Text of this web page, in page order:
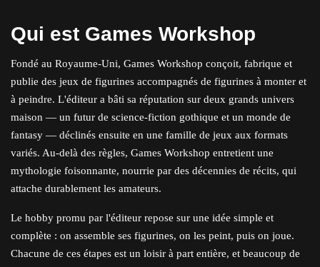
Qui est Games Workshop
Fondé au Royaume-Uni, Games Workshop conçoit, fabrique et
publie des jeux de figurines accompagnés de figurines à monter et
à peindre. L'éditeur a bâti sa réputation sur deux grands univers
maison — un futur de science-fiction gothique et un monde de
fantasy — déclinés ensuite en une famille de jeux aux formats
variés. Au-delà des règles, Games Workshop entretient une
mythologie foisonnante, nourrie par des décennies de récits, qui
attache durablement les amateurs.
Le hobby promu par l'éditeur repose sur une idée simple et
complète : on assemble ses figurines, on les peint, puis on joue.
Chacune de ces étapes est un loisir à part entière, et beaucoup de